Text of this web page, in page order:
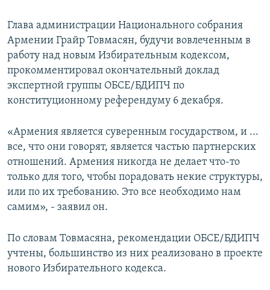
Глава администрации Национального собрания
Армении Грайр Товмасян, будучи вовлеченным в
работу над новым Избирательным кодексом,
прокомментировал окончательный доклад
экспертной группы ОБСЕ/БДИПЧ по
конституционному референдуму 6 декабря.
«Армения является суверенным государством, и ...
все, что они говорят, является частью партнерских
отношений. Армения никогда не делает что-то
только для того, чтобы порадовать некие структуры,
или по их требованию. Это все необходимо нам
самим», - заявил он.
По словам Товмасяна, рекомендации ОБСЕ/БДИПЧ
учтены, большинство из них реализовано в проекте
нового Избирательного кодекса.